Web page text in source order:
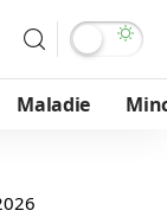
Maladie